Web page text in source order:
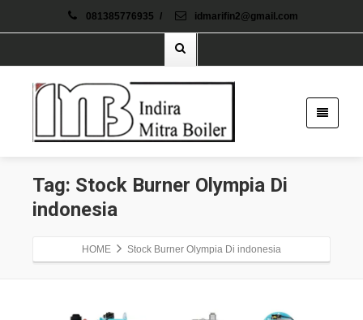
081385776935 / idmarifin2@gmail.com
Tag: Stock Burner Olympia Di
indonesia
HOME Stock Burner Olympia Di indonesia